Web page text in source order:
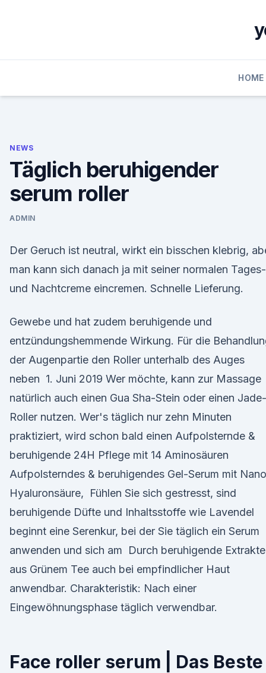
HOME
NEWS
Täglich beruhigender
serum roller
ADMIN
Der Geruch ist neutral, wirkt ein bisschen klebrig,
man kann sich danach ja mit seiner normalen Tages-
und Nachtcreme eincremen. Schnelle Lieferung.
Gewebe und hat zudem beruhigende und
entzündungshemmende Wirkung. Für die
der Augenpartie den Roller unterhalb des Auges
neben 1. Juni 2019 Wer möchte, kann zur Massage
natürlich auch einen Gua Sha-Stein oder einen Jade-
Roller nutzen. Wer's täglich nur zehn Minuten
praktiziert, wird schon bald einen Aufpolsternde &
beruhigende 24H Pflege mit 14 Aminosäuren
Aufpolsterndes & beruhigendes Gel-Serum mit
Hyaluronsäure, Fühlen Sie sich gestresst, sind
beruhigende Düfte und Inhaltsstoffe wie Lavendel
beginnt eine Serenkur, bei der Sie täglich ein Serum
anwenden und sich am Durch beruhigende Extrakte
aus Grünem Tee auch bei empfindlicher Haut
anwendbar. Charakteristik: Nach einer
Eingewöhnungsphase täglich verwendbar.
Face roller serum | Das Beste